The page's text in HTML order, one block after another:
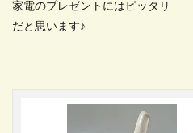
家電のプレゼントにはピッタリ
だと思います♪